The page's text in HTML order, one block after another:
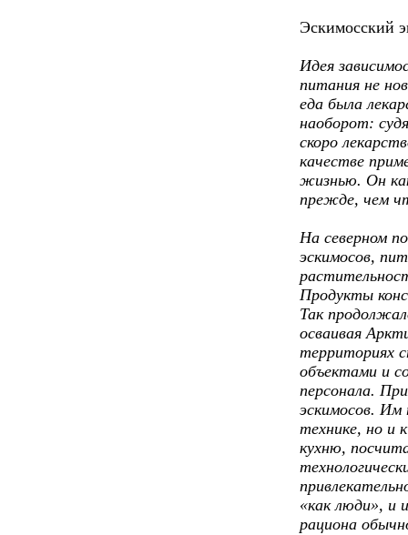
Эскимосский
Идея
питания не
еда была
наоборот:
скоро
качестве
жизнью. Он
прежде, чем
На северном
эскимосов,
Продукты
Так
осваивая
территориях
объектами и
персонала.
эскимосов. Им
технике, но и
кухню,
«как люди», и
рациона